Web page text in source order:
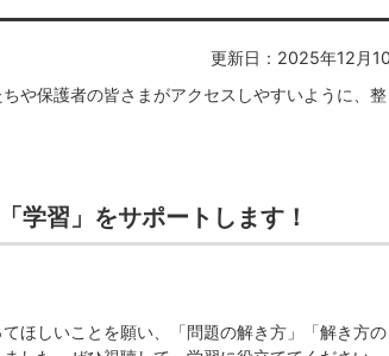
更新日：2025年12月
や保護者の皆さまがアクセスしやすいように、整
学習」をサポートします！
ほしいことを願い、「問題の解き方」「解き方の